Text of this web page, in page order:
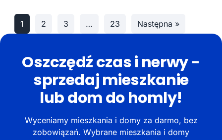
1 2 3 … 23 Następna »
Oszczędź czas i nerwy -
sprzedaj mieszkanie
lub dom do homly!
Wyceniamy mieszkania i domy za darmo, bez
zobowiązań. Wybrane mieszkania i domy